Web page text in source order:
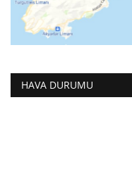
HAVA DURUMU